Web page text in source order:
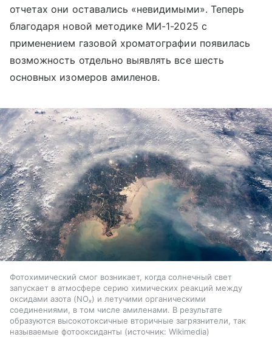
отчетах они оставались «невидимыми». Теперь
благодаря новой методике МИ-1-2025 с
применением газовой хроматографии появилась
возможность отдельно выявлять все шесть
основных изомеров амиленов.
Фотохимический смог возникает, когда солнечный свет
запускает в атмосфере серию химических реакций между
оксидами азота (NOₓ) и летучими органическими
соединениями, в том числе амиленами. В результате
образуются высокотоксичные вторичные загрязнители, так
называемые фотооксиданты
источник: Wikimedia